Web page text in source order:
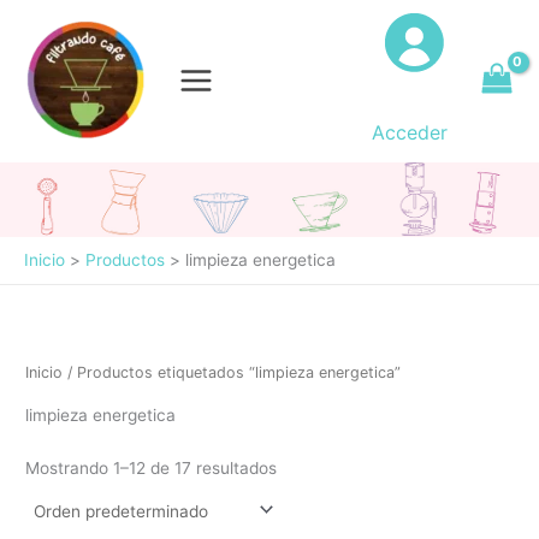
contenido
Acceder
Inicio Productos limpieza energetica
Inicio / Productos etiquetados “limpieza energetica”
limpieza energetica
Mostrando 1–12 de 17 resultados